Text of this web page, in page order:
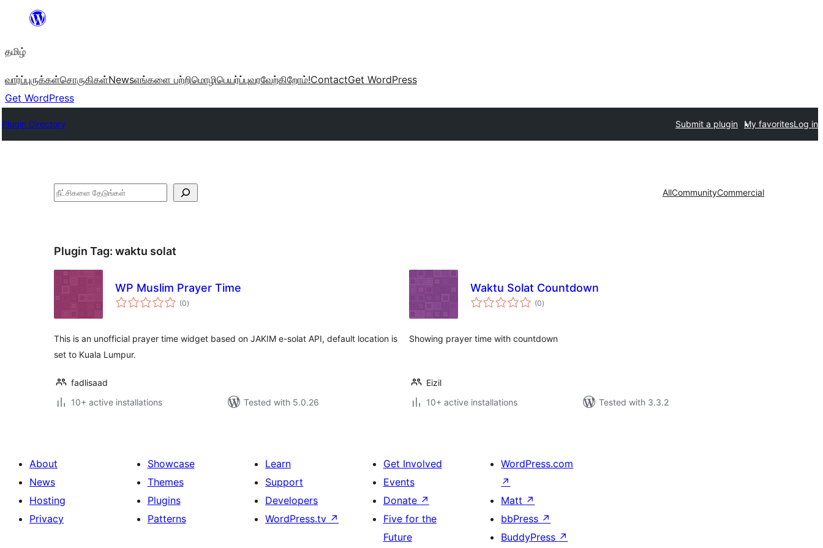
உள்ளடக்கத்திற்கு
தமிழ்
வார்ப்புருக்கள்சொருகிகள்Newsஎங்களை பற்றிமொழிபெயர்ப்புவரவேற்கிறோம்!ContactGet WordPress
Get WordPress
Plugin Directory Submit a plugin My favoritesLog in
தேடுக AllCommunityCommercial
Plugin Tag: waktu solat
WP Muslim Prayer Time
(0total
ratings
)
This is an unofficial prayer time widget based on JAKIM e-solat API, default location is
set to Kuala Lumpur.
fadlisaad
10+ active installations
Tested with 5.0.26
Waktu Solat Countdown
(0total
ratings
)
Showing prayer time with countdown
Eizil
10+ active installations
Tested with 3.3.2
About
News
Hosting
Privacy
Showcase
Themes
Plugins
Patterns
Learn
Support
Developers
WordPress.tv ↗
Get Involved
Events
Donate ↗
Five for the
Future
WordPress.com
↗
Matt ↗
bbPress ↗
BuddyPress ↗